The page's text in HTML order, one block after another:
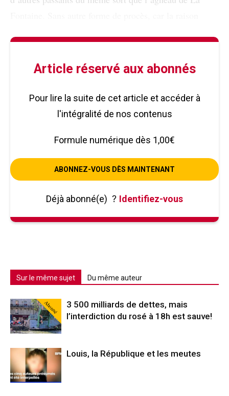
Article réservé aux abonnés
Pour lire la suite de cet article et accéder à
l'intégralité de nos contenus
Formule numérique dès 1,00€
ABONNEZ-VOUS DÈS MAINTENANT
Déjà abonné(e) ? Identifiez-vous
Sur le même sujet Du même auteur
Abonné
3 500 milliards de dettes, mais
l’interdiction du rosé à 18h est sauve!
Louis, la République et les meutes